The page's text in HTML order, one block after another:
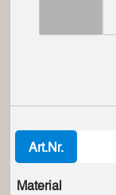
Art.Nr.
Material